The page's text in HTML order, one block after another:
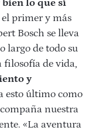
bien lo que sí
el primer y más
Bosch se lleva
largo de todo su
filosofía de vida,
y
esto último como
nuestra
«La aventura